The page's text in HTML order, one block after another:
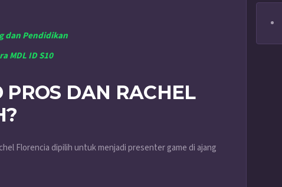
dan Pendidikan
MDL ID S10
DAN RACHEL
Florencia dipilih untuk menjadi presenter game di ajang